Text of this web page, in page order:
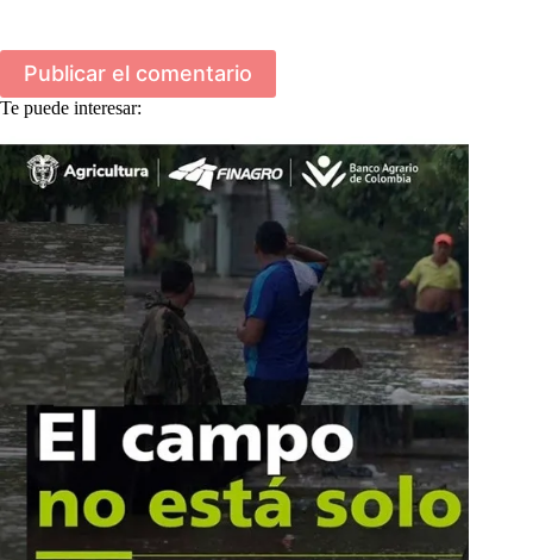
Publicar el comentario
Te puede interesar: